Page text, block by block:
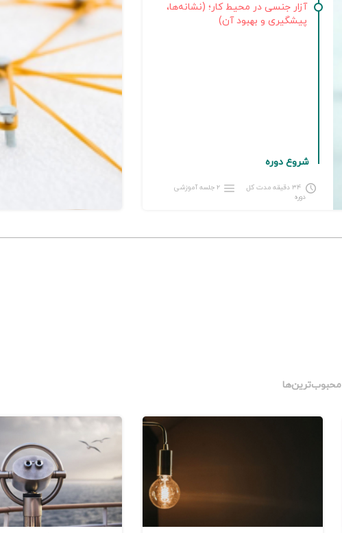
آزار جنسی در محیط کار؛ (نشانه‌ها،
پیشگیری و بهبود آن)
شروع دوره
۳۴ دقیقه مدت کل
دوره
۲ جلسه آموزشی
محبوب‌ترین‌ها